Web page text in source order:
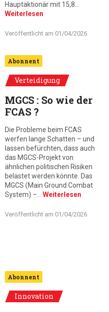
Hauptaktionär mit 15,8…
Weiterlesen
Veröffentlicht am 01/04/2026
Abonnent
Verteidigung
MGCS : So wie der
FCAS ?
Die Probleme beim FCAS
werfen lange Schatten – und
lassen befürchten, dass auch
das MGCS-Projekt von
ähnlichen politischen Risiken
belastet werden könnte. Das
MGCS (Main Ground Combat
System) –… Weiterlesen
Veröffentlicht am 01/04/2026
Abonnent
Innovation